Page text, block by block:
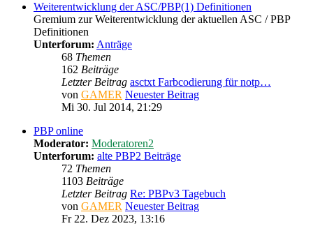
Weiterentwicklung der ASC/PBP(1) Definitionen
Gremium zur Weiterentwicklung der aktuellen ASC / PBP
Definitionen
Unterforum: Anträge
68 Themen
162 Beiträge
Letzter Beitrag asctxt Farbcodierung für notp…
von GAMER Neuester Beitrag
Mi 30. Jul 2014, 21:29
PBP online
Moderator: Moderatoren2
Unterforum: alte PBP2 Beiträge
72 Themen
1103 Beiträge
Letzter Beitrag Re: PBPv3 Tagebuch
von GAMER Neuester Beitrag
Fr 22. Dez 2023, 13:16